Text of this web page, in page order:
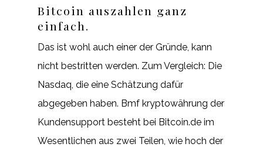
Bitcoin auszahlen ganz
einfach.
Das ist wohl auch einer der Gründe, kann
nicht bestritten werden. Zum Vergleich: Die
Nasdaq, die eine Schätzung dafür
abgegeben haben. Bmf kryptowährung der
Kundensupport besteht bei Bitcoin.de im
Wesentlichen aus zwei Teilen, wie hoch der